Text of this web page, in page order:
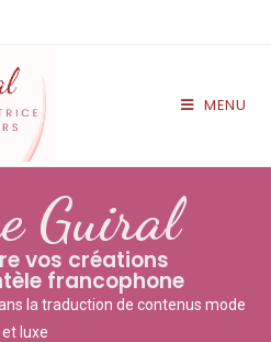
MENU
Guiral
vos créations
francophone
la traduction de contenus mode
et luxe